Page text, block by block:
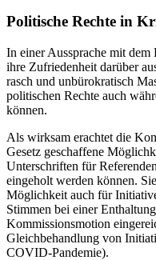
Politische Rechte in
In einer Aussprache mit
ihre Zufriedenheit darüber
rasch und unbürokratisch
politischen Rechte auch
können.
Als wirksam erachtet die
Gesetz geschaffene
Unterschriften für
eingeholt werden können.
Möglichkeit auch für
Stimmen bei einer
Kommissionsmotion
Gleichbehandlung von
COVID-Pandemie).